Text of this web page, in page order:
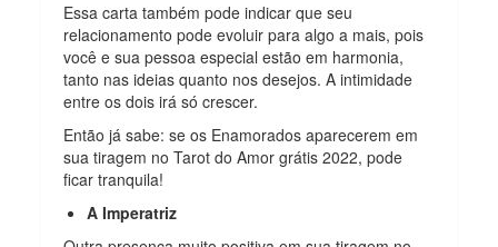
Essa carta também pode indicar que seu
relacionamento pode evoluir para algo a mais, pois
você e sua pessoa especial estão em harmonia,
tanto nas ideias quanto nos desejos. A intimidade
entre os dois irá só crescer.
Então já sabe: se os Enamorados aparecerem em
sua tiragem no Tarot do Amor grátis 2022, pode
ficar tranquila!
A Imperatriz